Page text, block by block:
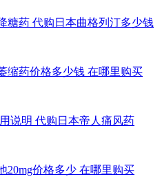
糖药 代购日本曲格列汀多少钱
缩药价格多少钱 在哪里购买
说明 代购日本帝人痛风药
20mg价格多少 在哪里购买